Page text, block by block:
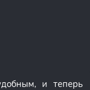
и теперь